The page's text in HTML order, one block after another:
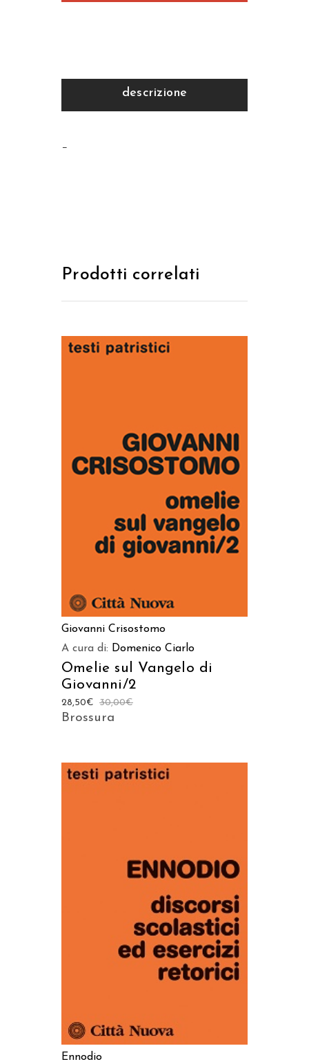
descrizione
–
Prodotti correlati
AGGIUNGI AL CARRELLO
Giovanni Crisostomo
A cura di: Domenico Ciarlo
Omelie sul Vangelo di
Giovanni/2
30,00€
28,50€
Brossura
AGGIUNGI AL CARRELLO
Ennodio